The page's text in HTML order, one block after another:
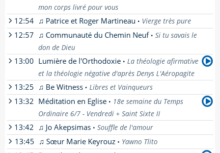
mon corps livré pour vous
12:54 ♫ Patrice et Roger Martineau • Vierge très pure
12:57 ♫ Communauté du Chemin Neuf • Si tu savais le
don de Dieu
13:00 Lumière de l'Orthodoxie • La théologie afirmative
et la théologie négative d'après Denys L'Aéropagite
parBertrand Vergely-
[En savoir plus]
13:25 ♫ Be Witness • Libres et Vainqueurs
13:32 Méditation en Eglise • 18e semaine du Temps
Ordinaire 6/7 - Vendredi + Saint Sixte II
parRichard-
[En savoir plus
13:42 ♫ Jo Akepsimas • Souffle de l'amour
13:45 ♫ Sœur Marie Keyrouz • Yawno Tlito